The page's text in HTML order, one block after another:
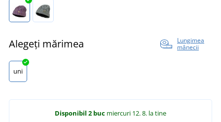
Alegeți mărimea
Lungimea
mânecii
uni
Disponibil 2 buc miercuri 12. 8. la tine